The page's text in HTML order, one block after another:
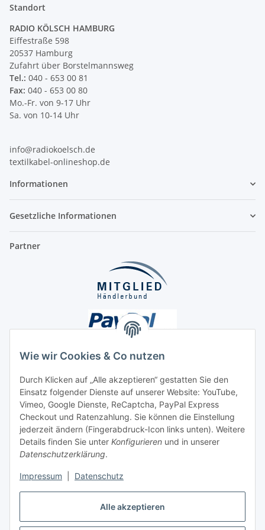
Alle akzeptieren
Wie wir Cookies & Co nutzen
Durch Klicken auf „Alle akzeptieren“ gestatten Sie den
Einsatz folgender Dienste auf unserer Website: YouTube,
Vimeo, Google Dienste, ReCaptcha, PayPal Express
Checkout und Ratenzahlung. Sie können die Einstellung
jederzeit ändern (Fingerabdruck-Icon links unten). Weitere
Details finden Sie unter Konfigurieren und in unserer
Datenschutzerklärung.
Impressum Datenschutz
Standort
RADIO KÖLSCH HAMBURG
Eiffestraße 598
20537 Hamburg
Zufahrt über Borstelmannsweg
Tel.: 040 - 653 00 81
Fax: 040 - 653 00 80
Mo.-Fr. von 9-17 Uhr
Sa. von 10-14 Uhr
info@radiokoelsch.de
textilkabel-onlineshop.de
Informationen
Gesetzliche Informationen
Partner
Unsere Seiten
Social Media
Vertrag widerrufen